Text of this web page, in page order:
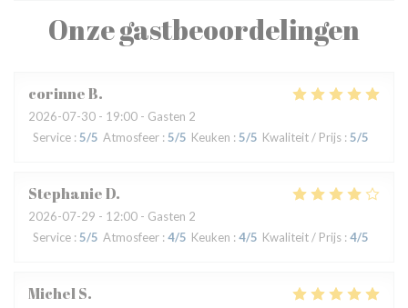
Onze gastbeoordelingen
corinneB
2026-07-30 - 19:00 - Gasten 2
Service : 5/5 Atmosfeer : 5/5 Keuken : 5/5 Kwaliteit / Prijs : 5/5
StephanieD
2026-07-29 - 12:00 - Gasten 2
Service : 5/5 Atmosfeer : 4/5 Keuken : 4/5 Kwaliteit / Prijs : 4/5
MichelS